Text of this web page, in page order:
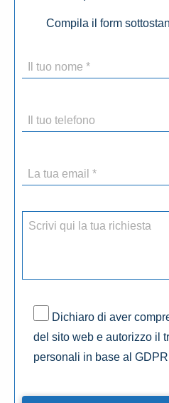
Compila il form
Dichiaro di aver
del sito web e autorizzo il
personali in base al